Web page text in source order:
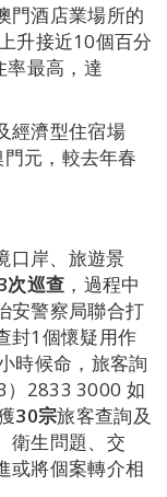
門酒店業場所的
升接近10個百分
率最高，達
經濟型住宿場
元，較去年春
口岸、旅遊景
次巡查 ，過程中
安警察局聯合打
封1個懷疑用作
時候命，旅客詢
）2833 3000 如
30宗旅客查詢及
衛生問題、交
或將個案轉介相